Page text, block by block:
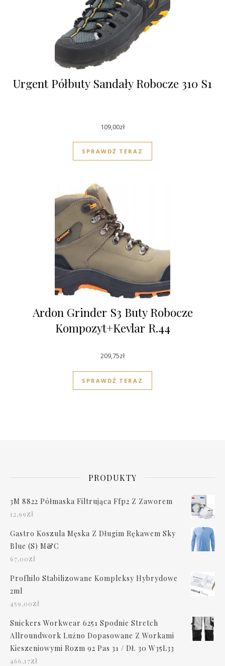
Urgent Półbuty Sandały Robocze 310 S1
109,00zł
SPRAWDŹ TERAZ
Ardon Grinder S3 Buty Robocze
Kompozyt+Kevlar R.44
209,75zł
SPRAWDŹ TERAZ
PRODUKTY
3M 8822 Półmaska Filtrująca Ffp2 Z Zaworem
12,99zł
Gastro Koszula Męska Z Długim Rękawem Sky
Blue (S) M&C
67,00zł
Profhilo Stabilizowane Kompleksy Hybrydowe
2ml
459,00zł
Snickers Workwear 6251 Spodnie Stretch
Allroundwork Luźno Dopasowane Z Workami
Kieszeniowymi Rozm 92 Pas 31 / Dł. 30 W35L33
466,17zł